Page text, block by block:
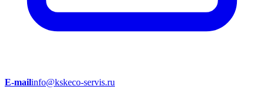
E-mailinfo@kskeco-servis.ru